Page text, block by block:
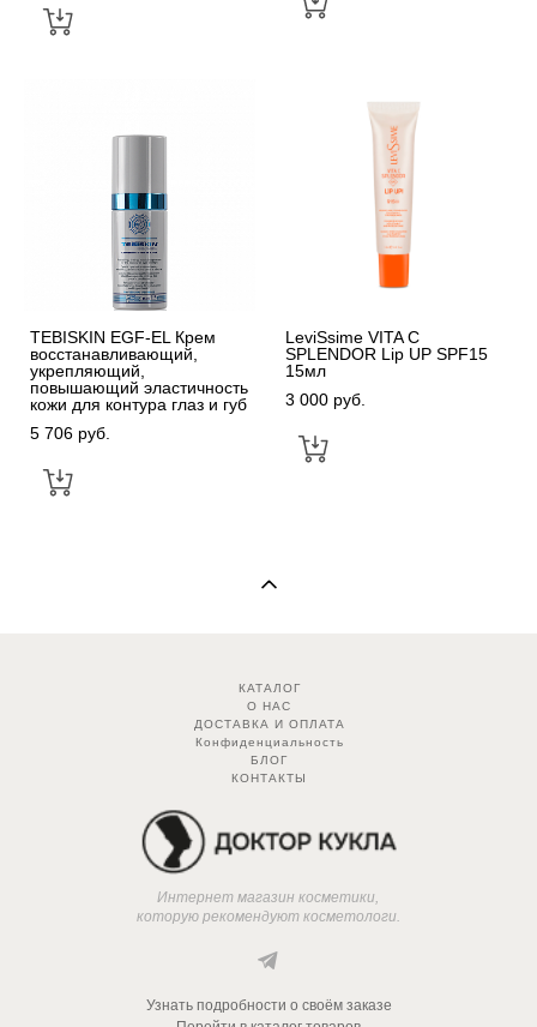
TEBISKIN EGF-EL Крем
восстанавливающий,
укрепляющий,
повышающий эластичность
кожи для контура глаз и губ
5 706 pуб.
LeviSsime VITA C
SPLENDOR Lip UP SPF15
15мл
3 000 pуб.
КАТАЛОГ
О НАС
ДОСТАВКА И ОПЛАТА
Конфиденциальность
БЛОГ
КОНТАКТЫ
Интернет магазин косметики,
которую рекомендуют косметологи.
Узнать подробности о своём заказе